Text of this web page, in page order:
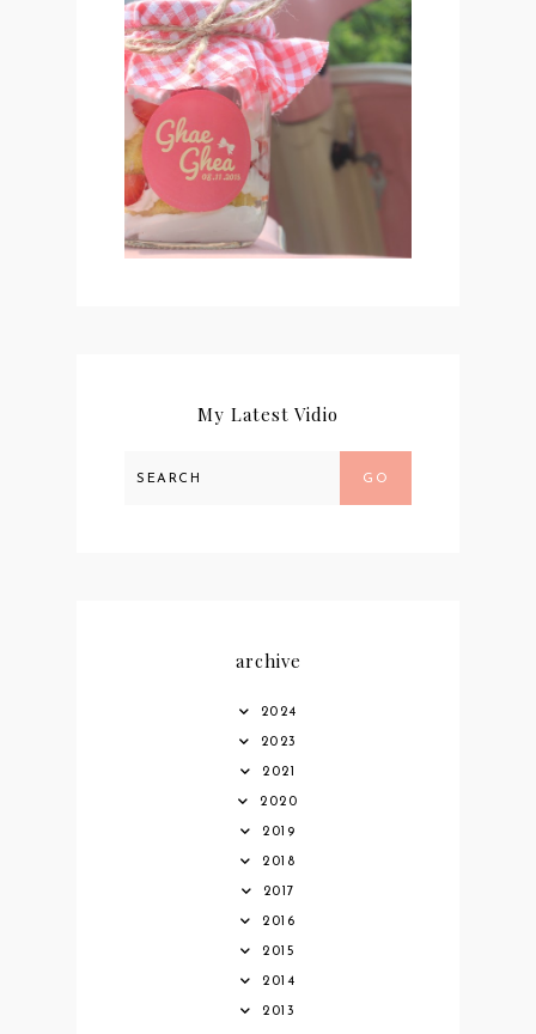
#NEWCHAPTER 02 :
KHITBAH
My Latest Vidio
GO
archive
2024
2023
2021
2020
2019
2018
2017
2016
2015
2014
2013